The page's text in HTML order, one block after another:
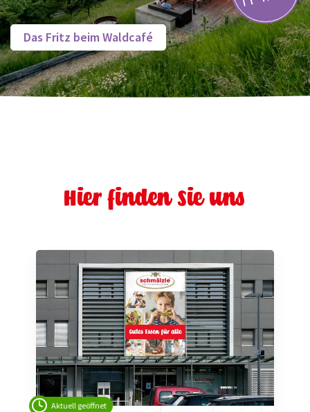
Das Fritz beim Waldcafé
Hier finden Sie uns
Aktuell geöffnet